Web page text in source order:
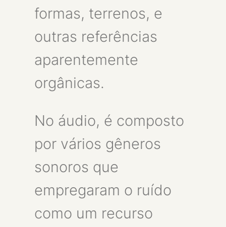
formas, terrenos, e
outras referências
aparentemente
orgânicas.
No áudio, é composto
por vários gêneros
sonoros que
empregaram o ruído
como um recurso